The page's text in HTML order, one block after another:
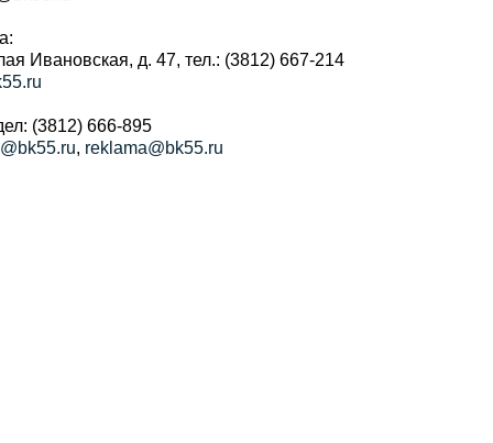
Ивановская, д. 47, тел.: (3812) 667-214
(3812) 666-895
, reklama@bk55.ru